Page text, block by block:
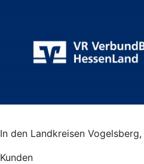
In den Landkreisen
Kunden